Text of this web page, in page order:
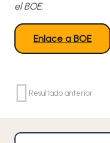
el BOE.
Enlace a BOE
Resultado anterior